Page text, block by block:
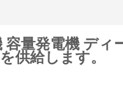
容量発電機 デ
供給します。